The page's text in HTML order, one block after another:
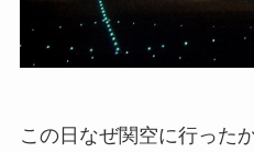
この日なぜ関空に行った